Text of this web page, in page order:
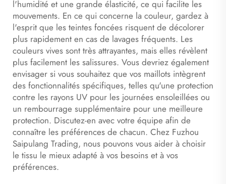
l'humidité et une grande élasticité, ce qui facilite les
mouvements. En ce qui concerne la couleur, gardez à
l'esprit que les teintes foncées risquent de décolorer
plus rapidement en cas de lavages fréquents. Les
couleurs vives sont très attrayantes, mais elles révèlent
plus facilement les salissures. Vous devriez également
envisager si vous souhaitez que vos maillots intègrent
des fonctionnalités spécifiques, telles qu'une protection
contre les rayons UV pour les journées ensoleillées ou
un rembourrage supplémentaire pour une meilleure
protection. Discutez-en avec votre équipe afin de
connaître les préférences de chacun. Chez Fuzhou
Saipulang Trading, nous pouvons vous aider à choisir
le tissu le mieux adapté à vos besoins et à vos
préférences.